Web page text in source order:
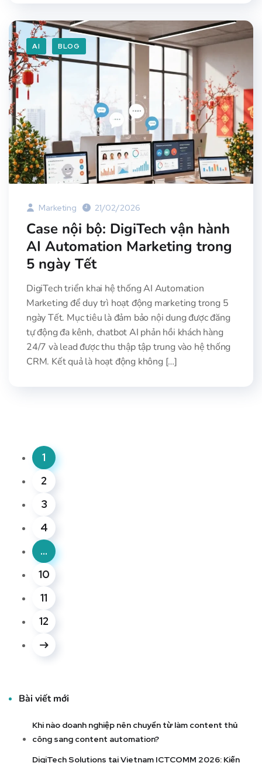
AI BLOG
Marketing 21/02/2026
Case nội bộ: DigiTech vận hành
AI Automation Marketing trong
5 ngày Tết
DigiTech triển khai hệ thống AI Automation
Marketing để duy trì hoạt động marketing trong 5
ngày Tết. Mục tiêu là đảm bảo nội dung được đăng
tự động đa kênh, chatbot AI phản hồi khách hàng
24/7 và lead được thu thập tập trung vào hệ thống
CRM. Kết quả là hoạt động không […]
1
2
3
4
…
10
11
12
Bài viết mới
Khi nào doanh nghiệp nên chuyển từ làm content thủ
công sang content automation?
DigiTech Solutions tại Vietnam ICTCOMM 2026: Kiến